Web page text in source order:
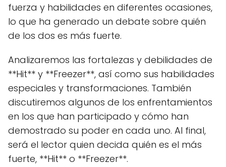
fuerza y habilidades en diferentes ocasiones,
lo que ha generado un debate sobre quién
de los dos es más fuerte.
Analizaremos las fortalezas y debilidades de
**Hit** y **Freezer**, así como sus habilidades
especiales y transformaciones. También
discutiremos algunos de los enfrentamientos
en los que han participado y cómo han
demostrado su poder en cada uno. Al final,
será el lector quien decida quién es el más
fuerte, **Hit** o **Freezer**.